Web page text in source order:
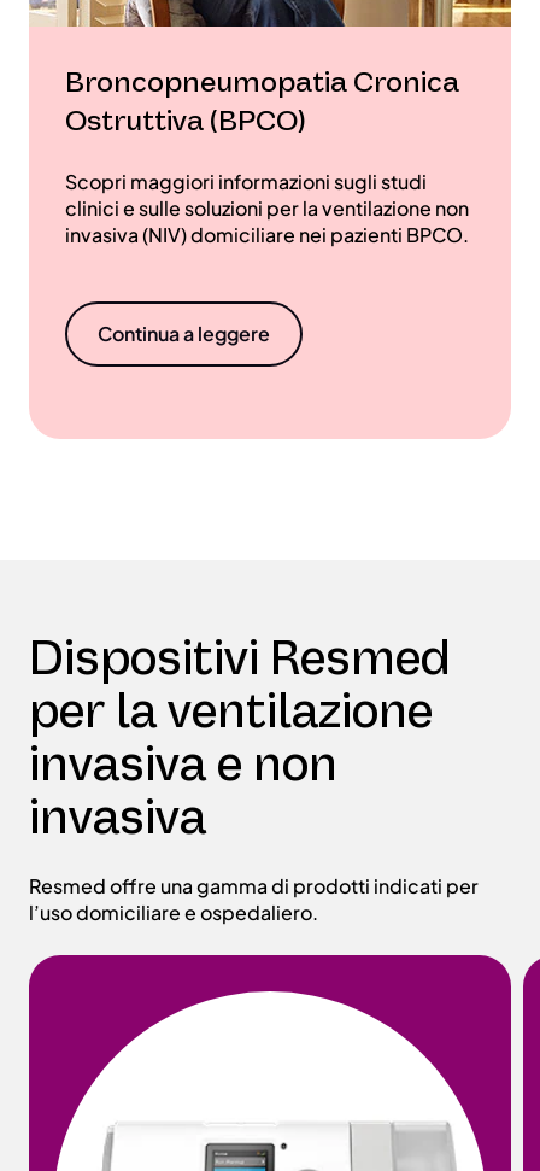
Broncopneumopatia Cronica
Ostruttiva (BPCO)
Scopri maggiori informazioni sugli studi
clinici e sulle soluzioni per la ventilazione non
invasiva (NIV) domiciliare nei pazienti BPCO.
Continua a leggere
Dispositivi Resmed
per la ventilazione
invasiva e non
invasiva
Resmed offre una gamma di prodotti indicati per
l’uso domiciliare e ospedaliero.